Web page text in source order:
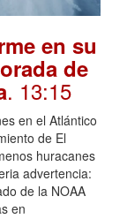
en su
de
. 13:15
en el Atlántico
de El
huracanes
advertencia:
de la NOAA
en